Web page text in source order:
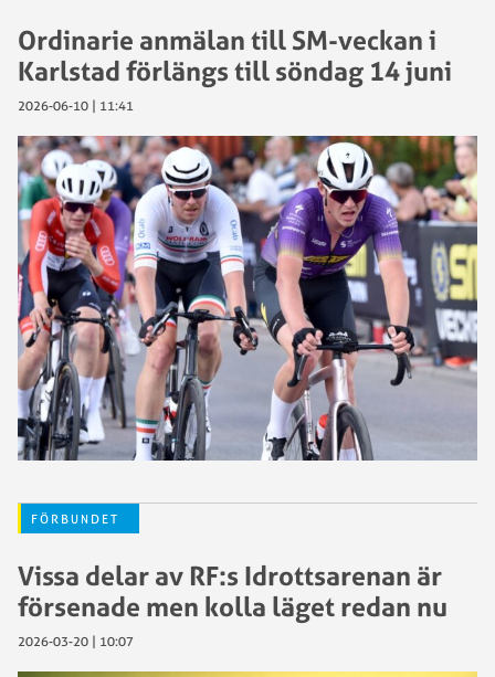
Ordinarie anmälan till SM-veckan i
Karlstad förlängs till söndag 14 juni
2026-06-10 | 11:41
FÖRBUNDET
Vissa delar av RF:s Idrottsarenan är
försenade men kolla läget redan nu
2026-03-20 | 10:07